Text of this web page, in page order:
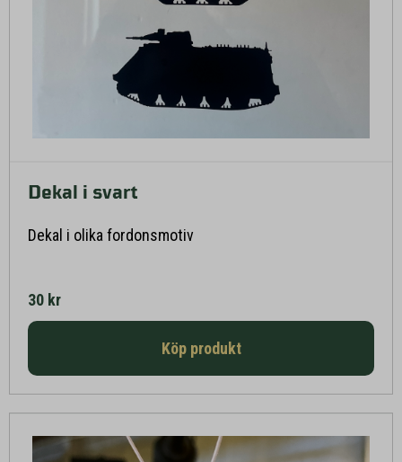
Dekal i svart
Dekal i olika fordonsmotiv
30 kr
Köp produkt